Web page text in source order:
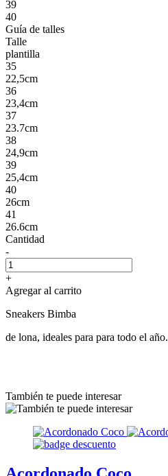
39
40
Guía de talles
Talle
plantilla
35
22,5cm
36
23,4cm
37
23.7cm
38
24,9cm
39
25,4cm
40
26cm
41
26.6cm
Cantidad
-
+
Agregar al carrito
Sneakers Bimba
de lona, ideales para para todo el año.
También te puede interesar